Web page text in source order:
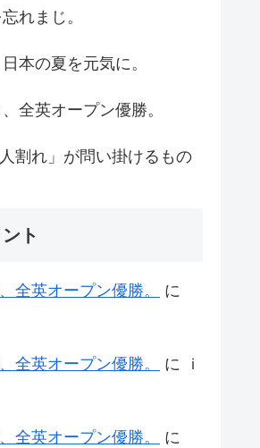
れまじ。
本の夏を元気に。
全英オープン優勝。
人割れ」が問い掛けるもの
ト
全英オープン優勝。
に
全英オープン優勝。 に
ｉ
全英オープン優勝。
に